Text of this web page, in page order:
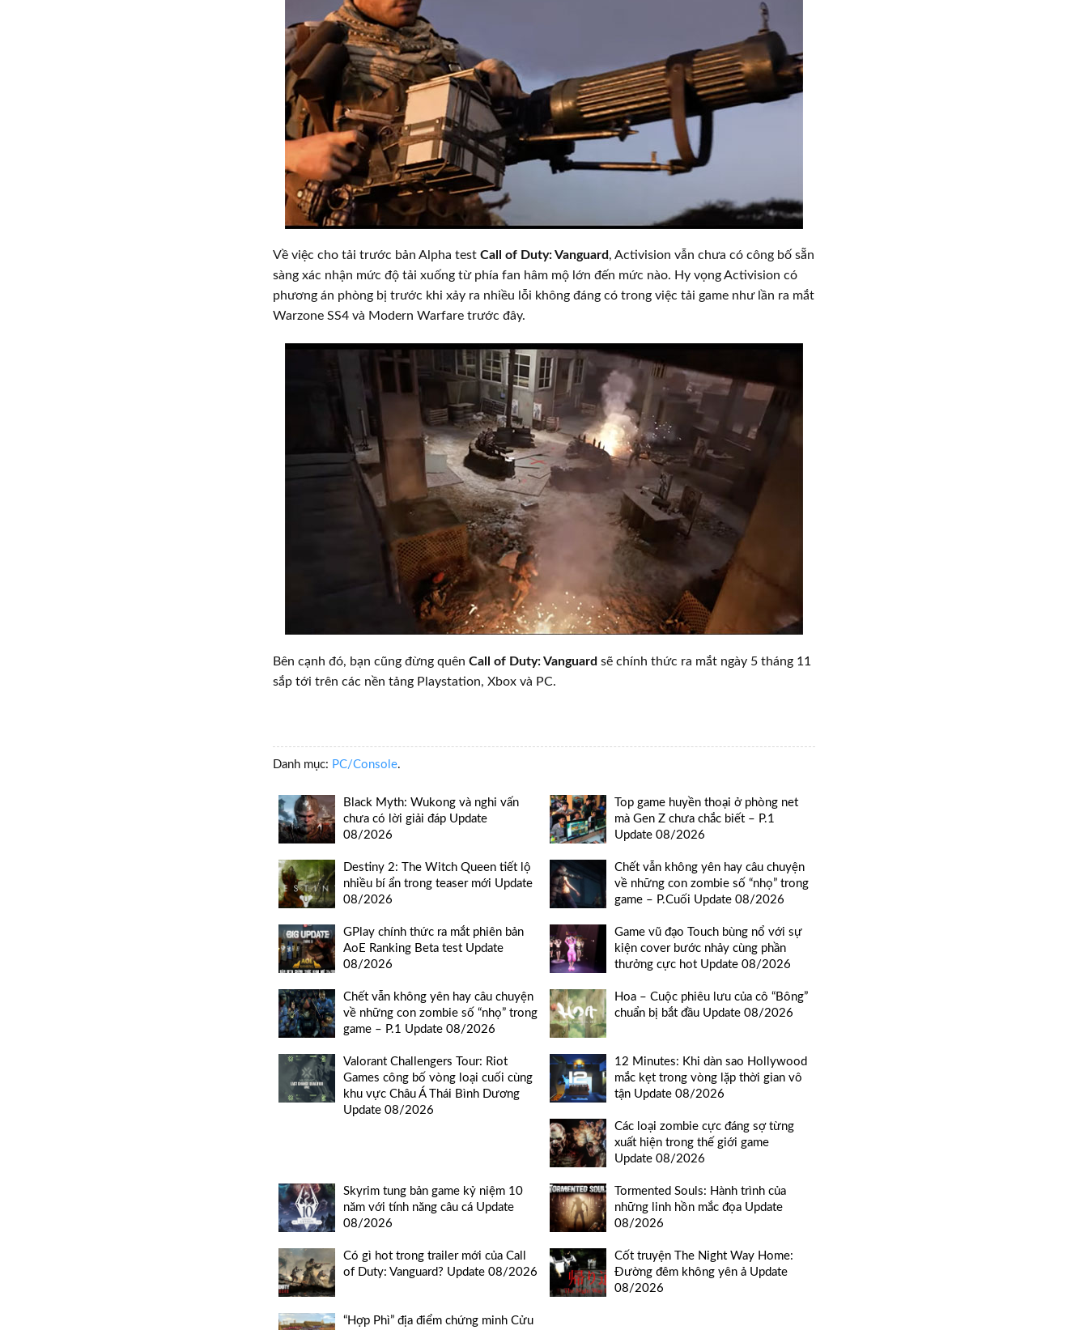
Về việc cho tải trước bản Alpha test Call of Duty: Vanguard, Activision vẫn chưa có công bố sẵn
sàng xác nhận mức độ tải xuống từ phía fan hâm mộ lớn đến mức nào. Hy vọng Activision có
phương án phòng bị trước khi xảy ra nhiều lỗi không đáng có trong việc tải game như lần ra mắt
Warzone SS4 và Modern Warfare trước đây.
Bên cạnh đó, bạn cũng đừng quên Call of Duty: Vanguard sẽ chính thức ra mắt ngày 5 tháng 11
sắp tới trên các nền tảng Playstation, Xbox và PC.
Danh mục: PC/Console.
Black Myth: Wukong và nghi vấn
chưa có lời giải đáp Update
08/2026
Top game huyền thoại ở phòng net
mà Gen Z chưa chắc biết – P.1
Update 08/2026
Destiny 2: The Witch Queen tiết lộ
nhiều bí ẩn trong teaser mới Update
08/2026
Chết vẫn không yên hay câu chuyện
về những con zombie số “nhọ” trong
game – P.Cuối Update 08/2026
GPlay chính thức ra mắt phiên bản
AoE Ranking Beta test Update
08/2026
Game vũ đạo Touch bùng nổ với sự
kiện cover bước nhảy cùng phần
thưởng cực hot Update 08/2026
Chết vẫn không yên hay câu chuyện
về những con zombie số “nhọ” trong
game – P.1 Update 08/2026
Hoa – Cuộc phiêu lưu của cô “Bông”
chuẩn bị bắt đầu Update 08/2026
Valorant Challengers Tour: Riot
Games công bố vòng loại cuối cùng
khu vực Châu Á Thái Bình Dương
Update 08/2026
12 Minutes: Khi dàn sao Hollywood
mắc kẹt trong vòng lặp thời gian vô
tận Update 08/2026
Các loại zombie cực đáng sợ từng
xuất hiện trong thế giới game
Update 08/2026
Skyrim tung bản game kỷ niệm 10
năm với tính năng câu cá Update
08/2026
Tormented Souls: Hành trình của
những linh hồn mắc đọa Update
08/2026
Có gì hot trong trailer mới của Call
of Duty: Vanguard? Update 08/2026
Cốt truyện The Night Way Home:
Đường đêm không yên ả Update
08/2026
“Hợp Phì” địa điểm chứng minh Cửu